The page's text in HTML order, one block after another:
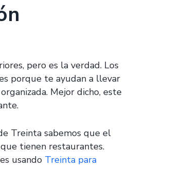
pero es la verdad. Los
porque te ayudan a llevar
Mejor dicho, este
Treinta sabemos que el
tienen restaurantes.
usando Treinta para